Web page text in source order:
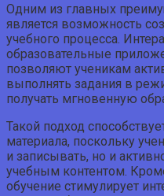
Одним из главных
является возможность
учебного процесса.
образовательные
позволяют ученикам
выполнять задания в
получать мгновенную
Такой подход
материала, поскольку
и записывать, но и
учебным контентом.
обучение стимулирует